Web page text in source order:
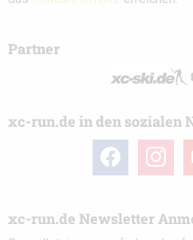
Partner
xc-run.de in den sozialen
facebook instagram
xc-run.de Newsletter